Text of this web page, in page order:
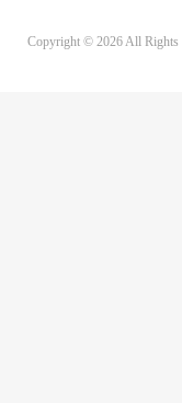
Copyright © 2026 All